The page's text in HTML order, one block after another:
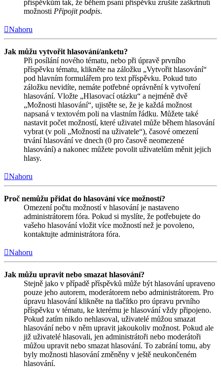
příspěvkům tak, že během psaní příspěvku zrušíte zaškrtnutí
možnosti Připojit podpis.
Nahoru
Jak můžu vytvořit hlasování/anketu?
Při posílání nového tématu, nebo při úpravě prvního
příspěvku tématu, klikněte na záložku „Vytvořit hlasování“
pod hlavním formulářem pro text příspěvku. Pokud tuto
záložku nevidíte, nemáte potřebné oprávnění k vytvoření
hlasování. Vložte „Hlasovací otázku“ a nejméně dvě
„Možnosti hlasování“, ujistěte se, že je každá možnost
napsaná v textovém poli na vlastním řádku. Můžete také
nastavit počet možností, které uživatel může během hlasování
vybrat (v poli „Možností na uživatele“), časové omezení
trvání hlasování ve dnech (0 pro časově neomezené
hlasování) a nakonec můžete povolit uživatelům měnit jejich
hlasy.
Nahoru
Proč nemůžu přidat do hlasování více možností?
Omezení počtu možností v hlasování je nastaveno
administrátorem fóra. Pokud si myslíte, že potřebujete do
vašeho hlasování vložit více možností než je povoleno,
kontaktujte administrátora fóra.
Nahoru
Jak můžu upravit nebo smazat hlasování?
Stejně jako v případě příspěvků může být hlasování upraveno
pouze jeho autorem, moderátorem nebo administrátorem. Pro
úpravu hlasování klikněte na tlačítko pro úpravu prvního
příspěvku v tématu, ke kterému je hlasování vždy připojeno.
Pokud zatím nikdo nehlasoval, uživatelé můžou smazat
hlasování nebo v něm upravit jakoukoliv možnost. Pokud ale
již uživatelé hlasovali, jen administrátoři nebo moderátoři
můžou upravit nebo smazat hlasování. To zabrání tomu, aby
byly možnosti hlasování změněny v ještě neukončeném
hlasování.